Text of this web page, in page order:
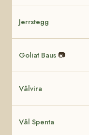
Jerrstegg
Goliat Baus 📷
Vålvira
Vål Spenta